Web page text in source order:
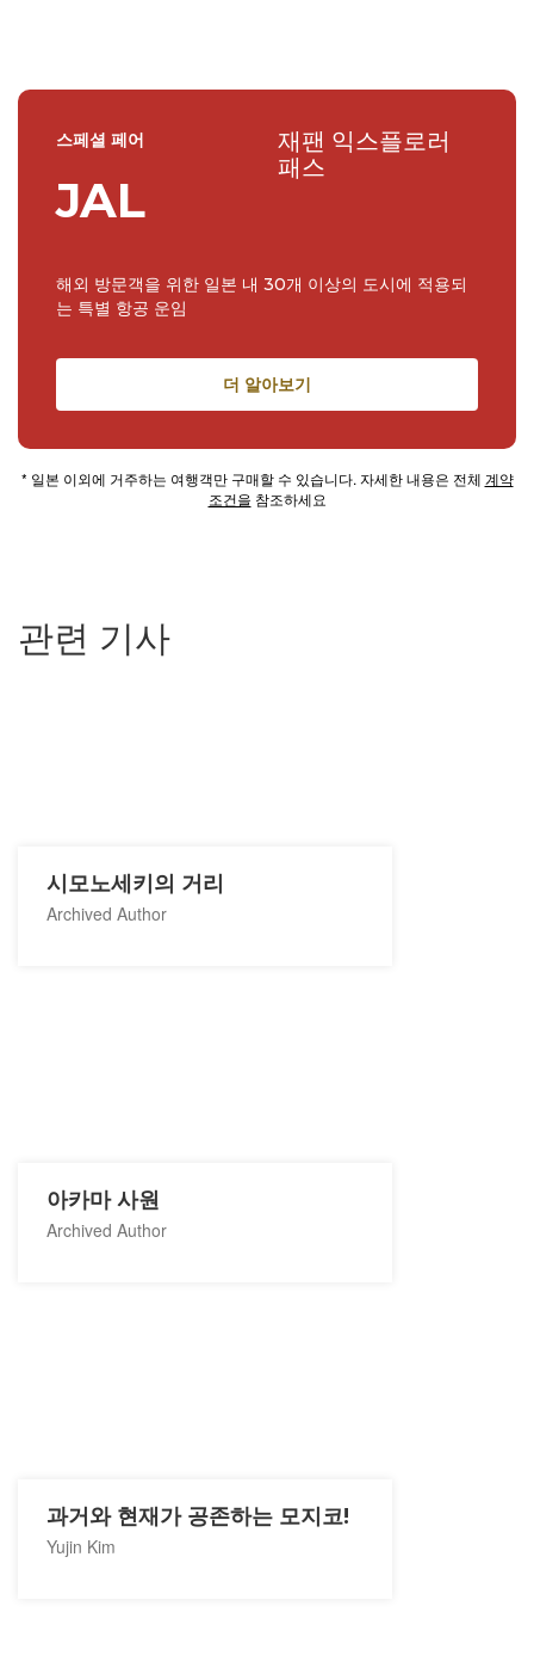
관련 기사
시모노세키의 거리
Archived Author
아카마 사원
Archived Author
과거와 현재가 공존하는 모지코!
Yujin Kim
스페셜 페어
JAL
재팬 익스플로러
패스
해외 방문객을 위한 일본 내 30개 이상의 도시에 적용되
는 특별 항공 운임
더 알아보기
* 일본 이외에 거주하는 여행객만 구매할 수 있습니다. 자세한 내용은 전체 계약
조건을 참조하세요